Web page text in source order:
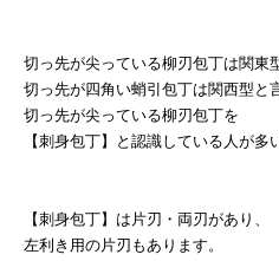
切っ先が尖っている柳刃包丁は関東
切っ先が四角い蛸引包丁は関西型と
切っ先が尖っている柳刃包丁を
【刺身包丁】と認識している人が多
【刺身包丁】は片刃・両刃があり、
左利き用の片刃もあります。